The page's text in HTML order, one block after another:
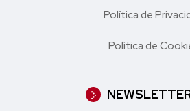
Política de
Política de